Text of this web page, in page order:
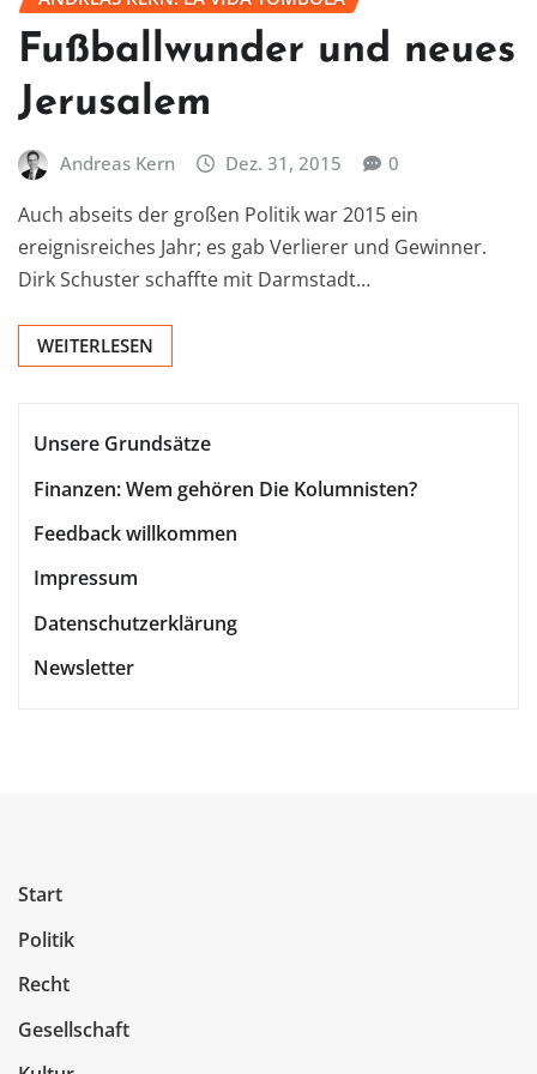
Fußballwunder und neues
Jerusalem
Andreas Kern Dez. 31, 2015 0
Auch abseits der großen Politik war 2015 ein
ereignisreiches Jahr; es gab Verlierer und Gewinner.
Dirk Schuster schaffte mit Darmstadt…
WEITERLESEN
Unsere Grundsätze
Finanzen: Wem gehören Die Kolumnisten?
Feedback willkommen
Impressum
Datenschutzerklärung
Newsletter
Start
Politik
Recht
Gesellschaft